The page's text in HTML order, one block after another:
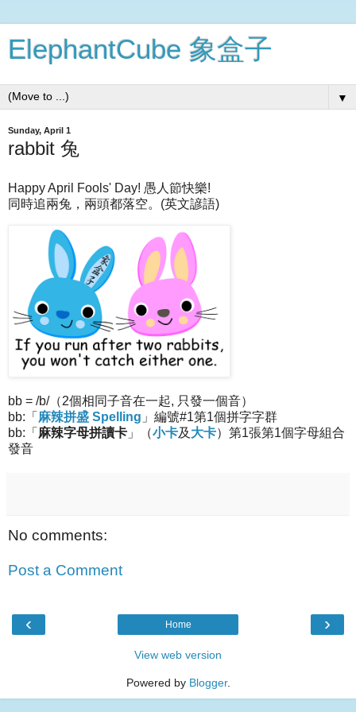
ElephantCube 象盒子
▼
Sunday, April 1
rabbit 兔
Happy April Fools' Day! 愚人節快樂!
同時追兩兔，兩頭都落空。(英文諺語)
bb = /b/（2個相同子音在一起, 只發一個音）
bb:「 麻辣拼盛 Spelling 」編號#1第1個拼字字群
bb:「 麻辣字母拼讀卡 」（小卡及 大卡）第1張第1個字母組合
發音
No comments:
Post a Comment
‹ ›
Home
View web version
Powered by Blogger.